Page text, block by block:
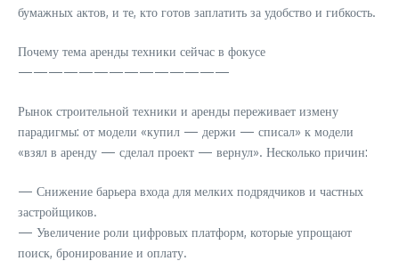
бумажных актов, и те, кто готов заплатить за удобство и гибкость.
Почему тема аренды техники сейчас в фокусе
——————————————
Рынок строительной техники и аренды переживает измену
парадигмы: от модели «купил — держи — списал» к модели
«взял в аренду — сделал проект — вернул». Несколько причин:
— Снижение барьера входа для мелких подрядчиков и частных
застройщиков.
— Увеличение роли цифровых платформ, которые упрощают
поиск, бронирование и оплату.